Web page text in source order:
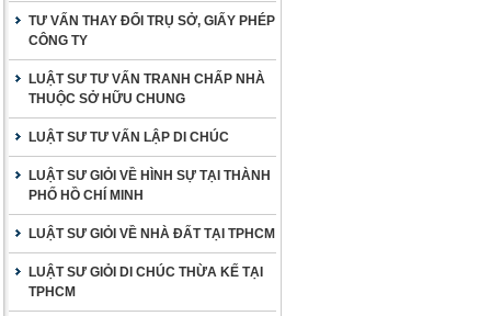
TƯ VẤN THAY ĐỔI TRỤ SỞ, GIẤY PHÉP
CÔNG TY
LUẬT SƯ TƯ VẤN TRANH CHẤP NHÀ
THUỘC SỞ HỮU CHUNG
LUẬT SƯ TƯ VẤN LẬP DI CHÚC
LUẬT SƯ GIỎI VỀ HÌNH SỰ TẠI THÀNH
PHỐ HỒ CHÍ MINH
LUẬT SƯ GIỎI VỀ NHÀ ĐẤT TẠI TPHCM
LUẬT SƯ GIỎI DI CHÚC THỪA KẾ TẠI
TPHCM